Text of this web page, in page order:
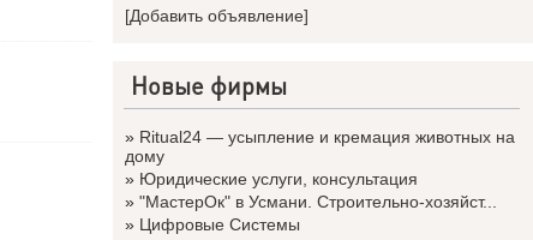
[Добавить объявление]
Новые фирмы
» Ritual24 — усыпление и кремация животных на
дому
» Юридические услуги, консультация
» "МастерОк" в Усмани. Строительно-хозяйст...
» Цифровые Системы